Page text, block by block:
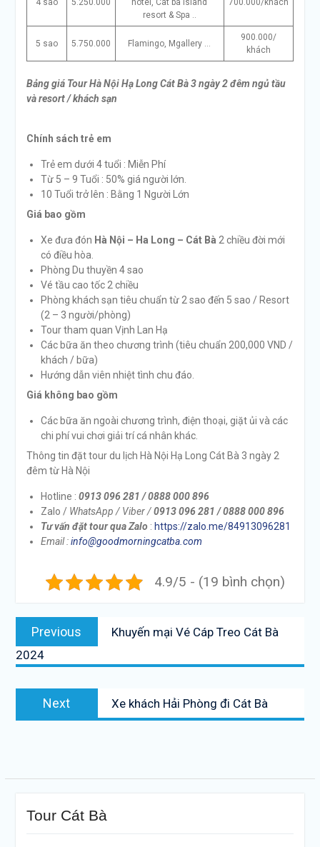
4 sao 5.250.000
hotel, Cat ba island
resort & Spa ..
700.000/khách
5 sao 5.750.000 Flamingo, Mgallery …
900.000/
khách
Bảng giá Tour Hà Nội Hạ Long Cát Bà 3 ngày 2 đêm ngủ tầu
và resort / khách sạn
Chính sách trẻ em
Trẻ em dưới 4 tuổi : Miễn Phí
Từ 5 – 9 Tuổi : 50% giá người lớn.
10 Tuổi trở lên : Bằng 1 Người Lớn
Giá bao gồm
Xe đưa đón Hà Nội – Ha Long – Cát Bà 2 chiều đời mới
có điều hòa.
Phòng Du thuyền 4 sao
Vé tầu cao tốc 2 chiều
Phòng khách sạn tiêu chuẩn từ 2 sao đến 5 sao / Resort
(2 – 3 người/phòng)
Tour tham quan Vịnh Lan Hạ
Các bữa ăn theo chương trình (tiêu chuẩn 200,000 VND /
khách / bữa)
Hướng dẫn viên nhiệt tình chu đáo.
Giá không bao gồm
Các bữa ăn ngoài chương trình, điện thoại, giặt ủi và các
chi phí vui chơi giải trí cá nhân khác.
Thông tin đặt tour du lịch Hà Nội Hạ Long Cát Bà 3 ngày 2
đêm từ Hà Nội
Hotline : 0913 096 281 / 0888 000 896
Zalo / WhatsApp / Viber /0913 096 281 / 0888 000 896
Tư vấn đặt tour qua Zalo : https://zalo.me/84913096281
Email :info@goodmorningcatba.com
4.9/5 - (19 bình chọn)
Điều
hướng
bài
viết
Previous
Previous
post:
Khuyến mại Vé Cáp Treo Cát Bà
2024
Next
post:
Xe khách Hải Phòng đi Cát Bà
Tour Cát Bà